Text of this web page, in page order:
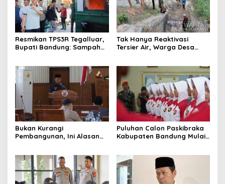
Resmikan TPS3R Tegalluar,
Bupati Bandung: Sampah
Tak Hanya Reaktivasi
Tersier Air, Warga Desa
Bukan Kurangi
Pembangunan, Ini Alasan
Daerah
Puluhan Calon Paskibraka
Kabupaten Bandung Mulai